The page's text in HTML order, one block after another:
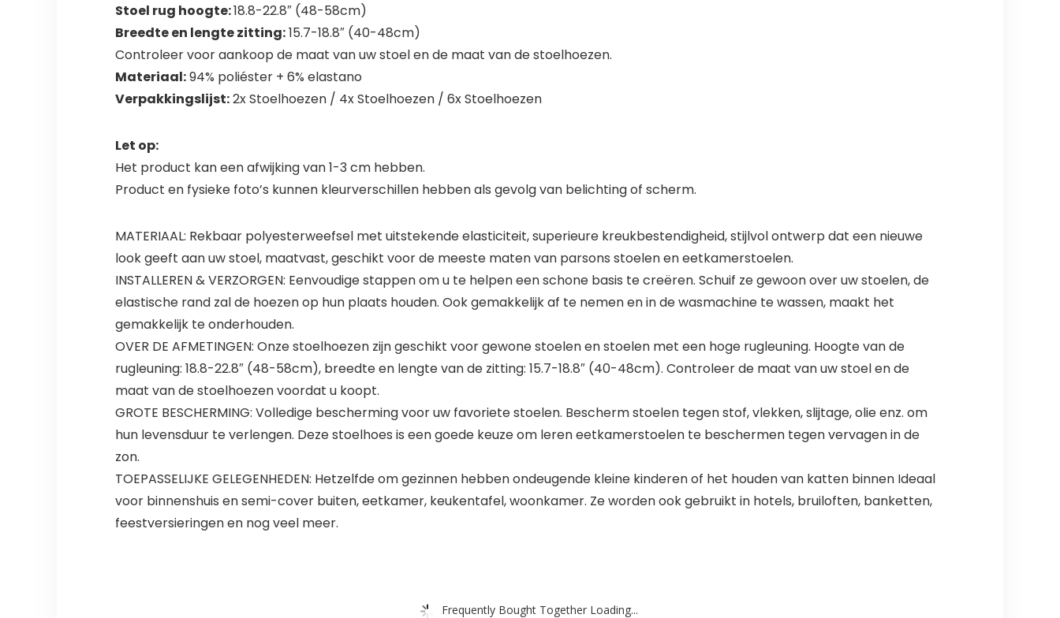
Stoel rug hoogte:18.8-22.8″ (48-58cm)
Breedte en lengte zitting:15.7-18.8″ (40-48cm)
Controleer voor aankoop de maat van uw stoel en de maat van de stoelhoezen.
Materiaal:94% poliéster + 6% elastano
Verpakkingslijst:2x Stoelhoezen / 4x Stoelhoezen / 6x Stoelhoezen
Let op:
Het product kan een afwijking van 1-3 cm hebben.
Product en fysieke foto’s kunnen kleurverschillen hebben als gevolg van belichting of scherm.
MATERIAAL: Rekbaar polyesterweefsel met uitstekende elasticiteit, superieure kreukbestendigheid, stijlvol ontwerp dat een nieuwe
look geeft aan uw stoel, maatvast, geschikt voor de meeste maten van parsons stoelen en eetkamerstoelen.
INSTALLEREN & VERZORGEN: Eenvoudige stappen om u te helpen een schone basis te creëren. Schuif ze gewoon over uw stoelen, de
elastische rand zal de hoezen op hun plaats houden. Ook gemakkelijk af te nemen en in de wasmachine te wassen, maakt het
gemakkelijk te onderhouden.
OVER DE AFMETINGEN: Onze stoelhoezen zijn geschikt voor gewone stoelen en stoelen met een hoge rugleuning. Hoogte van de
rugleuning: 18.8-22.8″ (48-58cm), breedte en lengte van de zitting: 15.7-18.8″ (40-48cm). Controleer de maat van uw stoel en de
maat van de stoelhoezen voordat u koopt.
GROTE BESCHERMING: Volledige bescherming voor uw favoriete stoelen. Bescherm stoelen tegen stof, vlekken, slijtage, olie enz. om
hun levensduur te verlengen. Deze stoelhoes is een goede keuze om leren eetkamerstoelen te beschermen tegen vervagen in de
zon.
TOEPASSELIJKE GELEGENHEDEN: Hetzelfde om gezinnen hebben ondeugende kleine kinderen of het houden van katten binnen Ideaal
voor binnenshuis en semi-cover buiten, eetkamer, keukentafel, woonkamer. Ze worden ook gebruikt in hotels, bruiloften, banketten,
feestversieringen en nog veel meer.
Frequently Bought Together Loading...